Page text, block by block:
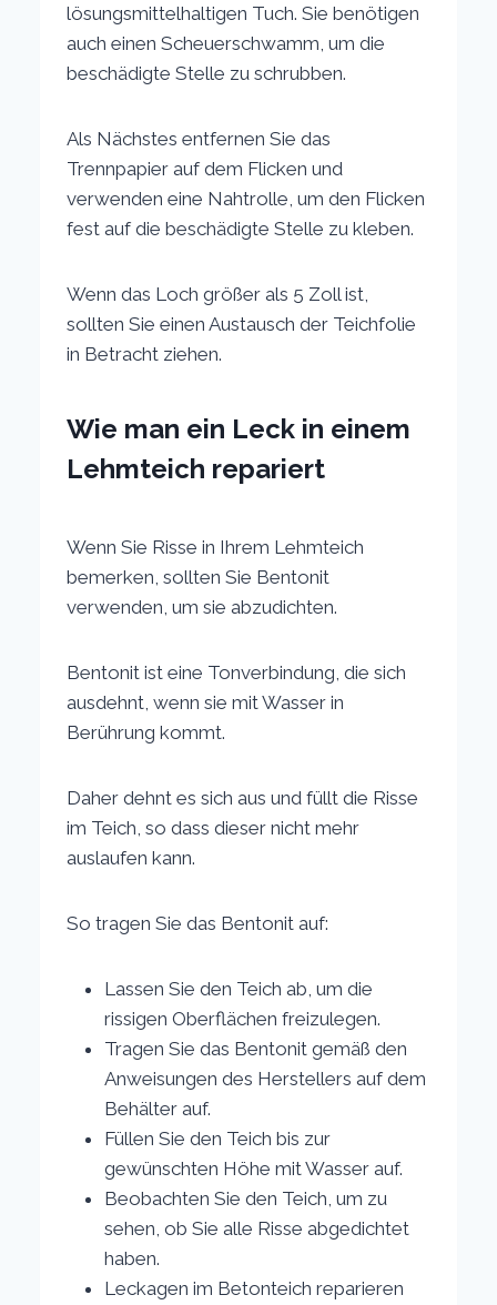
lösungsmittelhaltigen Tuch. Sie benötigen
auch einen Scheuerschwamm, um die
beschädigte Stelle zu schrubben.
Als Nächstes entfernen Sie das
Trennpapier auf dem Flicken und
verwenden eine Nahtrolle, um den Flicken
fest auf die beschädigte Stelle zu kleben.
Wenn das Loch größer als 5 Zoll ist,
sollten Sie einen Austausch der Teichfolie
in Betracht ziehen.
Wie man ein Leck in einem
Lehmteich repariert
Wenn Sie Risse in Ihrem Lehmteich
bemerken, sollten Sie Bentonit
verwenden, um sie abzudichten.
Bentonit ist eine Tonverbindung, die sich
ausdehnt, wenn sie mit Wasser in
Berührung kommt.
Daher dehnt es sich aus und füllt die Risse
im Teich, so dass dieser nicht mehr
auslaufen kann.
So tragen Sie das Bentonit auf:
Lassen Sie den Teich ab, um die
rissigen Oberflächen freizulegen.
Tragen Sie das Bentonit gemäß den
Anweisungen des Herstellers auf dem
Behälter auf.
Füllen Sie den Teich bis zur
gewünschten Höhe mit Wasser auf.
Beobachten Sie den Teich, um zu
sehen, ob Sie alle Risse abgedichtet
haben.
Leckagen im Betonteich reparieren